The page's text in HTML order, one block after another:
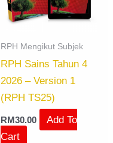
RPH Mengikut Subjek
RPH Sains Tahun 4
2026 – Version 1
(RPH TS25)
RM30.00
Add To
Cart